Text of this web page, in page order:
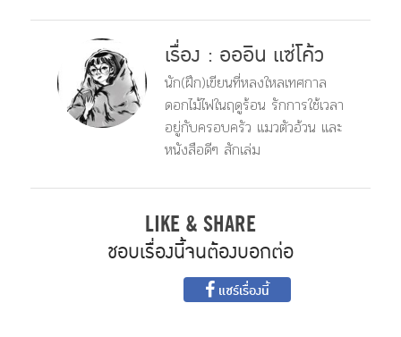
เรื่อง : อออิน แซ่โค้ว
นัก(ฝึก)​เขียนที่หลงใหลเทศกาล
ดอกไม้ไฟในฤดูร้อน รักการใช้เวลา
อยู่กับครอบครัว แมวตัวอ้วน และ
หนังสือดีๆ สักเล่ม
LIKE & SHARE
ชอบเรื่องนี้จนต้องบอกต่อ
แชร์เรื่องนี้